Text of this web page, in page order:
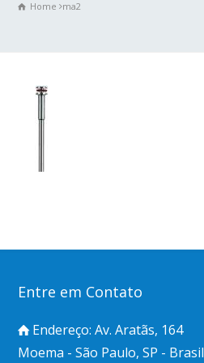
Home ma2
Entre em Contato
Endereço: Av. Aratãs, 164
Moema - São Paulo, SP - Brasil